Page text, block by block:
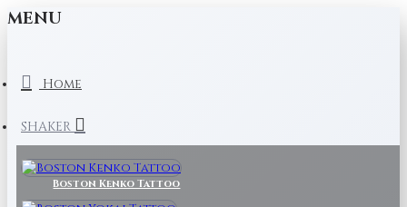
MENU
Home
SHAKER
Boston Kenko Tattoo